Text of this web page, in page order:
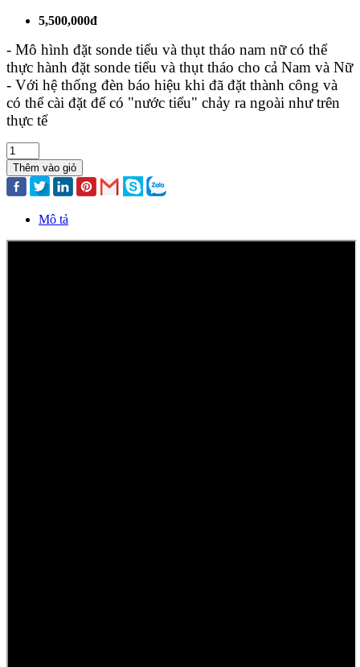
5,500,000đ
- Mô hình đặt sonde tiểu và thụt tháo nam nữ có thể
thực hành đặt sonde tiểu và thụt tháo cho cả Nam và Nữ
- Với hệ thống đèn báo hiệu khi đã đặt thành công và
có thể cài đặt để có "nước tiểu" chảy ra ngoài như trên
thực tế
Thêm vào giỏ
Mô tả